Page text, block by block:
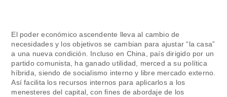
El poder económico ascendente lleva al cambio de
necesidades y los objetivos se cambian para ajustar “la casa”
a una nueva condición. Incluso en China, país dirigido por un
partido comunista, ha ganado utilidad, merced a su política
híbrida, siendo de socialismo interno y libre mercado externo.
Así facilita los recursos internos para aplicarlos a los
menesteres del capital, con fines de abordaje de los